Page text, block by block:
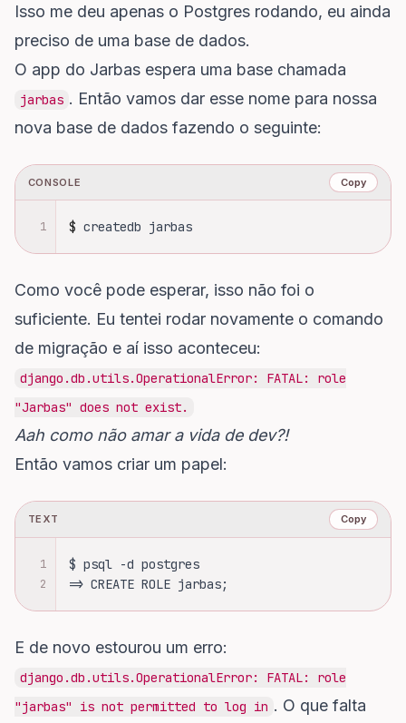
Isso me deu apenas o Postgres rodando, eu ainda
preciso de uma base de dados.
O app do Jarbas espera uma base chamada
jarbas . Então vamos dar esse nome para nossa
nova base de dados fazendo o seguinte:
CONSOLE Copy
1 $ createdb jarbas
Como você pode esperar, isso não foi o
suficiente. Eu tentei rodar novamente o comando
de migração e aí isso aconteceu:
django.db.utils.OperationalError: FATAL: role
"Jarbas" does not exist.
Aah como não amar a vida de dev?!
Então vamos criar um papel:
TEXT Copy
1 $ psql -d postgres
2 => CREATE ROLE jarbas;
E de novo estourou um erro:
django.db.utils.OperationalError: FATAL: role
"jarbas" is not permitted to log in . O que falta